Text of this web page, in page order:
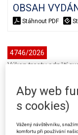
OBSAH
Stáhnout PDF
4746/2026
Výkon trestu odnětí
Datum:07.04.2026·
Rozsudek (SJS) ·
senát (ostatní)· Vydání:
Aby web
s cookies)
Vážený návštěvníku,
komfortu při používání